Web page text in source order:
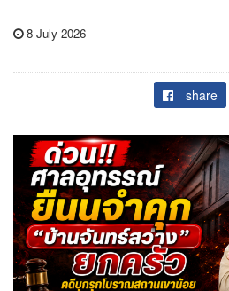
8 July 2026
share